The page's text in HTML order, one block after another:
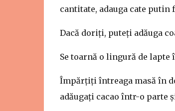
cantitate, adauga cate putin
Dacă doriți, puteți adăuga
Se toarnă o lingură de lapte
Împărțiți întreaga masă în
adăugați cacao într-o parte